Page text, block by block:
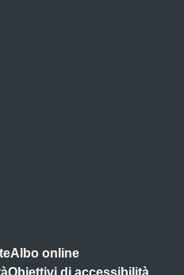
Albo online
Obiettivi di accessibilità